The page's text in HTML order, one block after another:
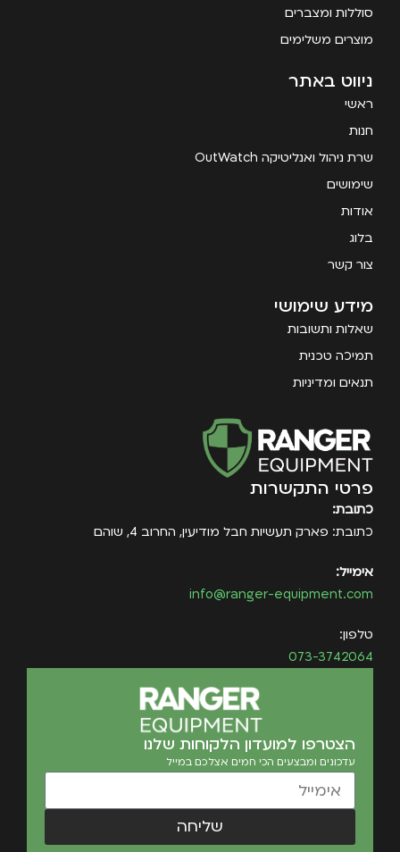
סוללות ומצברים
מוצרים משלימים
ניווט באתר
ראשי
חנות
שרת ניהול ואנליטיקה OutWatch
שימושים
אודות
בלוג
צור קשר
מידע שימושי
שאלות ותשובות
תמיכה טכנית
תנאים ומדיניות
פרטי התקשרות
כתובת:
כתובת: פארק תעשיות חבל מודיעין, החרוב 4, שוהם
אימייל:
info@ranger-equipment.com
טלפון:
073-3742064
הצטרפו למועדון הלקוחות שלנו
עדכונים ומבצעים הכי חמים אצלכם במייל
שליחה